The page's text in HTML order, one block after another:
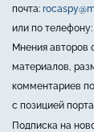
почта:
или по
Мнения авторов
материалов,
комментариев
с позицией
Подписка на